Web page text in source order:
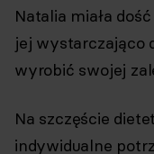
Natalia miała
jej wystarczająco
wyrobić swojej
Na szczęście
indywidualne